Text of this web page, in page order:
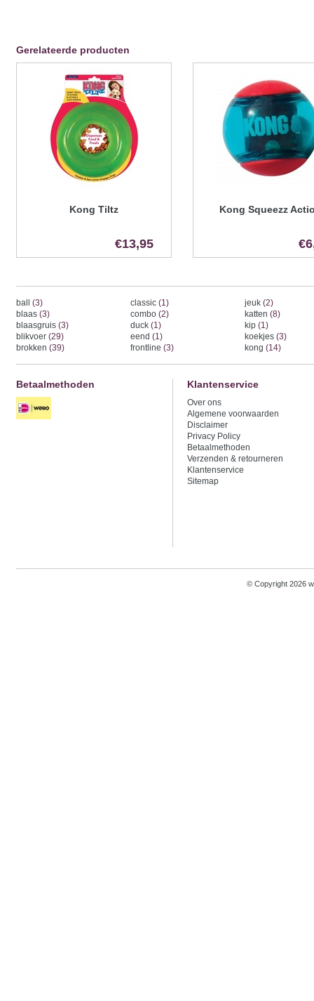
Gerelateerde producten
Kong Tiltz
€13,95
Kong Squeezz
ball (3)
blaas (3)
blaasgruis (3)
blikvoer (29)
brokken (39)
classic (1)
combo (2)
duck (1)
eend (1)
frontline (3)
jeuk (2)
katten (8)
kip (1)
koekjes (3)
kong (14)
Betaalmethoden Klantenservice
Over ons
Algemene voorwaarden
Disclaimer
Privacy Policy
Betaalmethoden
Verzenden & retourneren
Klantenservice
Sitemap
© Copyright 2026